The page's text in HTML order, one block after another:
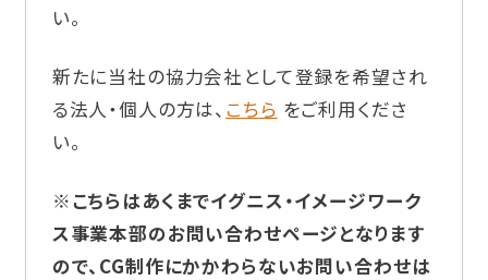
い。
新たに当社の協力会社として登録を希望され
る法人・個人の方は、 こちら をご利用くださ
い。
※こちらはあくまでイグニス・イメージワーク
ス事業本部のお問い合わせページとなります
ので、CG制作にかかわらないお問い合わせは